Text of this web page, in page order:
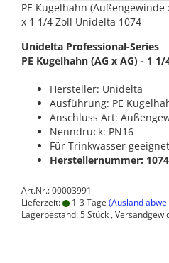
PE Kugelhahn
x 1 1/4 Zoll Unidelta 1074
Unidelta Professional-Series
PE Kugelhahn (AG x AG) - 1
Hersteller: Unidelta
Ausführung: PE
Anschluss Art:
Nenndruck: PN16
Für Trinkwasser
Herstellernummer:
Art.Nr.: 00003991
Lieferzeit:
1-3 Tage (Ausland
Lagerbestand: 5 Stück ,